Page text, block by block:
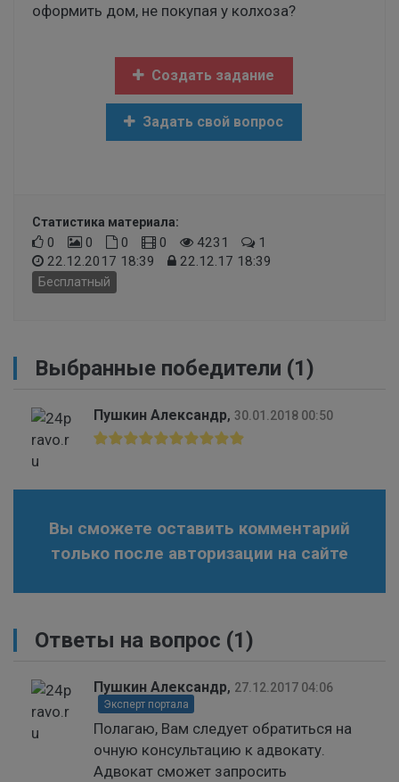
оформить дом, не покупая у колхоза?
Создать задание
Задать свой вопрос
Статистика материала:
0 0 0 0 4231
1
22.12.2017 18:39
22.12.17 18:39
Бесплатный
Выбранные победители (1)
Пушкин Александр, 30.01.2018 00:50
Вы сможете оставить комментарий
только после авторизации на сайте
Ответы на вопрос (1)
Пушкин Александр, 27.12.2017 04:06
Эксперт портала
Полагаю, Вам следует обратиться на
очную консультацию к адвокату.
Адвокат сможет запросить